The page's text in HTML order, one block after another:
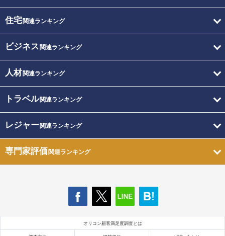
住宅関連ランキング
ビジネス 関連ランキング
人材関連ランキング
トラベル関連ランキング
レジャー関連ランキング
専門家評価関連ランキング
オリコン顧客満足度調査とは